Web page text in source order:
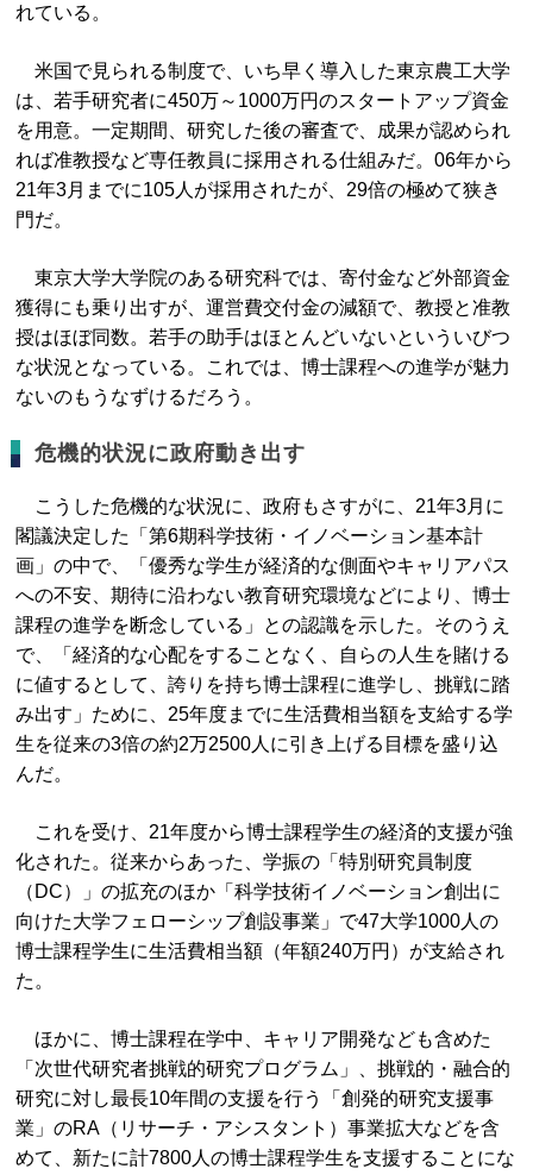
れている。
米国で見られる制度で、いち早く導入した東京農工大学
は、若手研究者に450万～1000万円のスタートアップ資金
を用意。一定期間、研究した後の審査で、成果が認められ
れば准教授など専任教員に採用される仕組みだ。06年から
21年3月までに105人が採用されたが、29倍の極めて狭き
門だ。
東京大学大学院のある研究科では、寄付金など外部資金
獲得にも乗り出すが、運営費交付金の減額で、教授と准教
授はほぼ同数。若手の助手はほとんどいないといういびつ
な状況となっている。これでは、博士課程への進学が魅力
ないのもうなずけるだろう。
危機的状況に政府動き出す
こうした危機的な状況に、政府もさすがに、21年3月に
閣議決定した「第6期科学技術・イノベーション基本計
画」の中で、「優秀な学生が経済的な側面やキャリアパス
への不安、期待に沿わない教育研究環境などにより、博士
課程の進学を断念している」との認識を示した。そのうえ
で、「経済的な心配をすることなく、自らの人生を賭ける
に値するとして、誇りを持ち博士課程に進学し、挑戦に踏
み出す」ために、25年度までに生活費相当額を支給する学
生を従来の3倍の約2万2500人に引き上げる目標を盛り込
んだ。
これを受け、21年度から博士課程学生の経済的支援が強
化された。従来からあった、学振の「特別研究員制度
（DC）」の拡充のほか「科学技術イノベーション創出に
向けた大学フェローシップ創設事業」で47大学1000人の
博士課程学生に生活費相当額（年額240万円）が支給され
た。
ほかに、博士課程在学中、キャリア開発なども含めた
「次世代研究者挑戦的研究プログラム」、挑戦的・融合的
研究に対し最長10年間の支援を行う「創発的研究支援事
業」のRA（リサーチ・アシスタント）事業拡大などを含
めて、新たに計7800人の博士課程学生を支援することにな